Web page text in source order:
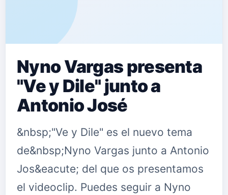
Nyno Vargas presenta
"Ve y Dile" junto a
Antonio José
&nbsp;"Ve y Dile" es el nuevo tema
de&nbsp;Nyno Vargas junto a Antonio
Jos&eacute; del que os presentamos
el videoclip. Puedes seguir a Nyno